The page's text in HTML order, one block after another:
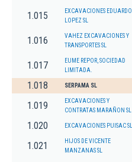
1.015
EXCAVACIONES EDUARDO
LOPEZ SL
1.016
VAHEZ EXCAVACIONES Y
TRANSPORTES SL
1.017
EUME REPOR, SOCIEDAD
LIMITADA.
1.018 SERPAMA SL
1.019
EXCAVACIONES Y
CONTRATAS MARAÑON SL
1.020 EXCAVACIONES PUISAC SL
1.021
HIJOS DE VICENTE
MANZANAS SL